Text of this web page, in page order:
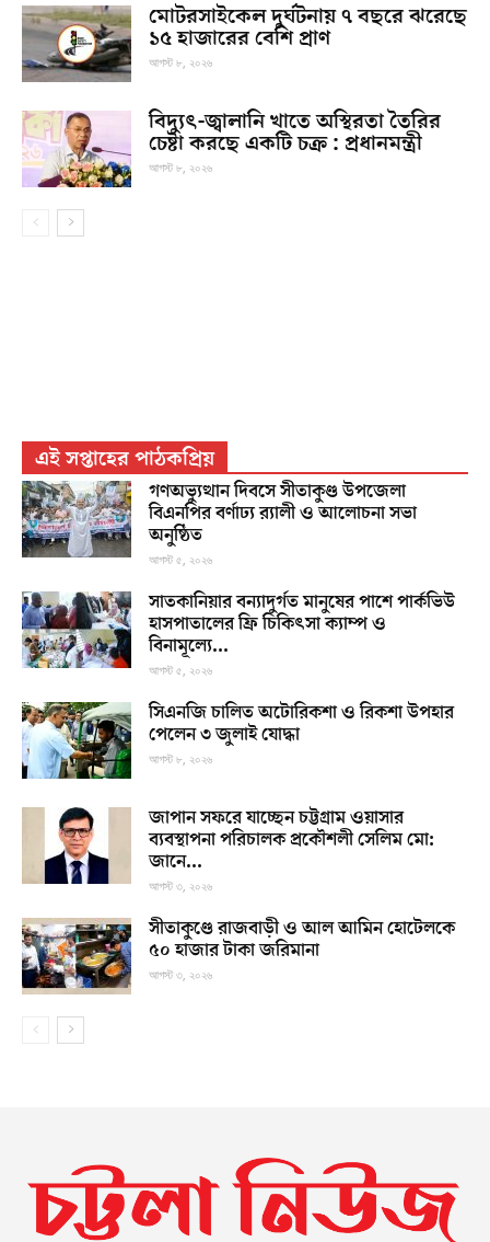
মোটরসাইকেল দুর্ঘটনায় ৭ বছরে ঝরেছে
১৫ হাজারের বেশি প্রাণ
আগস্ট ৮, ২০২৬
বিদ্যুৎ-জ্বালানি খাতে অস্থিরতা তৈরির
চেষ্টা করছে একটি চক্র : প্রধানমন্ত্রী
আগস্ট ৮, ২০২৬
এই সপ্তাহের পাঠকপ্রিয়
গণঅভ্যুত্থান দিবসে সীতাকুণ্ড উপজেলা
বিএনপির বর্ণাঢ্য র‍্যালী ও আলোচনা সভা
অনুষ্ঠিত
আগস্ট ৫, ২০২৬
সাতকানিয়ার বন্যাদুর্গত মানুষের পাশে পার্কভিউ
হাসপাতালের ফ্রি চিকিৎসা ক্যাম্প ও
বিনামূল্যে...
আগস্ট ৫, ২০২৬
সিএনজি চালিত অটোরিকশা ও রিকশা উপহার
পেলেন ৩ জুলাই যোদ্ধা
আগস্ট ৮, ২০২৬
জাপান সফরে যাচ্ছেন চট্টগ্রাম ওয়াসার
ব্যবস্থাপনা পরিচালক প্রকৌশলী সেলিম মো:
জানে...
আগস্ট ৩, ২০২৬
সীতাকুণ্ডে রাজবাড়ী ও আল আমিন হোটেলকে
৫০ হাজার টাকা জরিমানা
আগস্ট ৩, ২০২৬